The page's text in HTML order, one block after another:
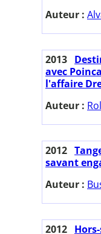
Auteur :
2013
avec
l'affaire
Auteur :
2012
savant
Auteur :
2012